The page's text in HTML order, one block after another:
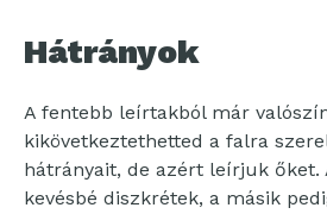
Hátrányok
A fentebb leírtakból már
kikövetkeztethetted a falra
hátrányait, de azért leírjuk őket.
kevésbé diszkrétek, a másik